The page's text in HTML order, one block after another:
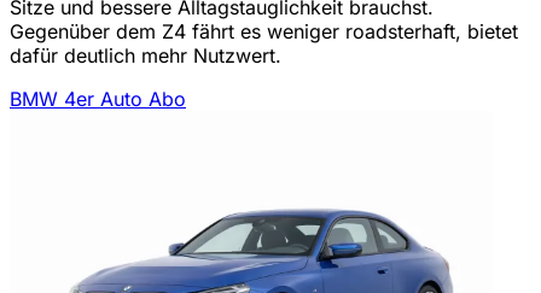
Sitze und bessere Alltagstauglichkeit brauchst.
Gegenüber dem Z4 fährt es weniger roadsterhaft, bietet
dafür deutlich mehr Nutzwert.
BMW 4er Auto Abo